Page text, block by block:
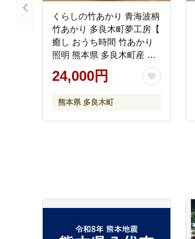
くらしの竹あかり 青海波柄
竹あかり 多良木町夢工房【
癒し おうち時間 竹あかり
照明 熊本県 多良木町産 手
作り 】 002-0067
24,000円
熊本県 多良木町